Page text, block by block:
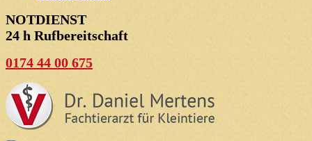
NOTDIENST
24 h Rufbereitschaft
0174 44 00 675